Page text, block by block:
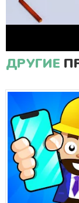
ДРУГИЕ